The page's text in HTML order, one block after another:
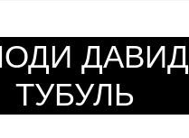
ДАВИД
ТУБУЛЬ